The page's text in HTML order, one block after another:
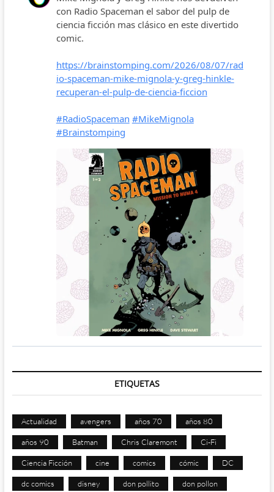
ETIQUETAS
Actualidad avengers años 70 años 80
años 90 Batman Chris Claremont Ci-Fi
Ciencia Ficción cine comics cómic DC
dc comics disney don pollito don pollon